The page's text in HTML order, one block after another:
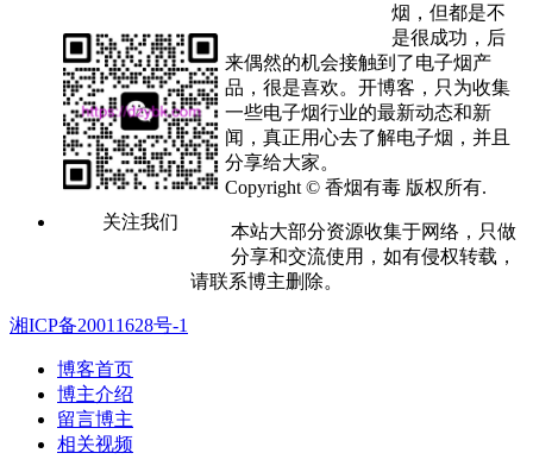
关注我们
烟，但都是不
是很成功，后
来偶然的机会接触到了电子烟产
品，很是喜欢。开博客，只为收集
一些电子烟行业的最新动态和新
闻，真正用心去了解电子烟，并且
分享给大家。
Copyright © 香烟有毒 版权所有.
本站大部分资源收集于网络，只做
分享和交流使用，如有侵权转载，
请联系博主删除。
湘ICP备20011628号-1
博客首页
博主介绍
留言博主
相关视频